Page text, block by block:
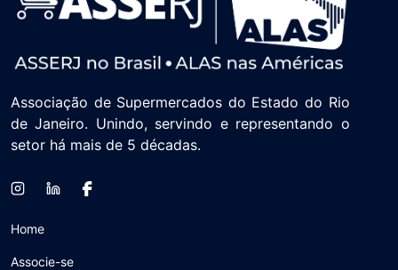
Associação de Supermercados do Estado do Rio
de Janeiro. Unindo, servindo e representando o
setor há mais de 5 décadas.
Home
Associe-se